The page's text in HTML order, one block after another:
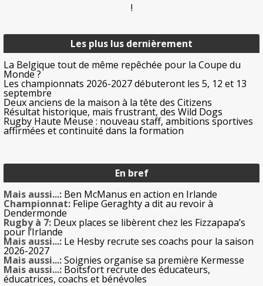
Les plus lus dernièrement
La Belgique tout de même repêchée pour la Coupe du
Monde ?
Les championnats 2026-2027 débuteront les 5, 12 et 13
septembre
Deux anciens de la maison à la tête des Citizens
Résultat historique, mais frustrant, des Wild Dogs
Rugby Haute Meuse : nouveau staff, ambitions sportives
affirmées et continuité dans la formation
!
En bref
Mais aussi...: Ben McManus en action en Irlande
Championnat: Felipe Geraghty a dit au revoir à
Dendermonde
Rugby à 7: Deux places se libèrent chez les Fizzapapa’s
pour l’Irlande
Mais aussi...: Le Hesby recrute ses coachs pour la saison
2026-2027
Mais aussi...:Soignies organise sa première Kermesse
Mais aussi...: Boitsfort recrute des éducateurs,
éducatrices, coachs et bénévoles